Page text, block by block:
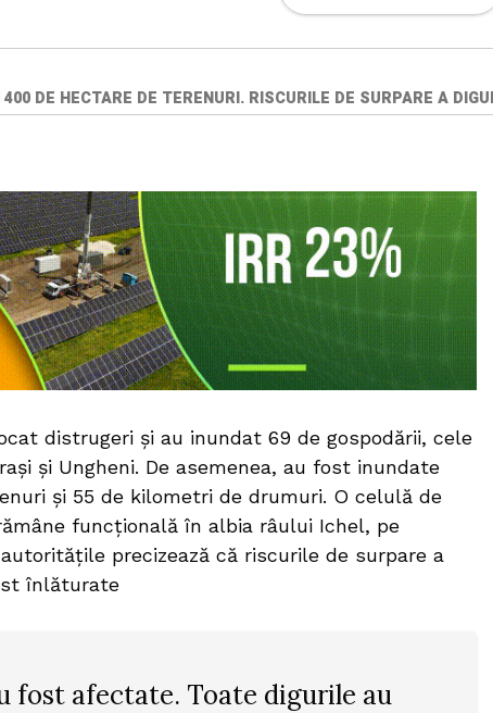
DE HECTARE DE TERENURI. RISCURILE DE SURPARE A
distrugeri și au inundat 69 de gospodării, cele
și Ungheni. De asemenea, au fost inundate
și 55 de kilometri de drumuri. O celulă de
funcțională în albia râului Ichel, pe
precizează că riscurile de surpare a
înlăturate
fost afectate. Toate digurile au